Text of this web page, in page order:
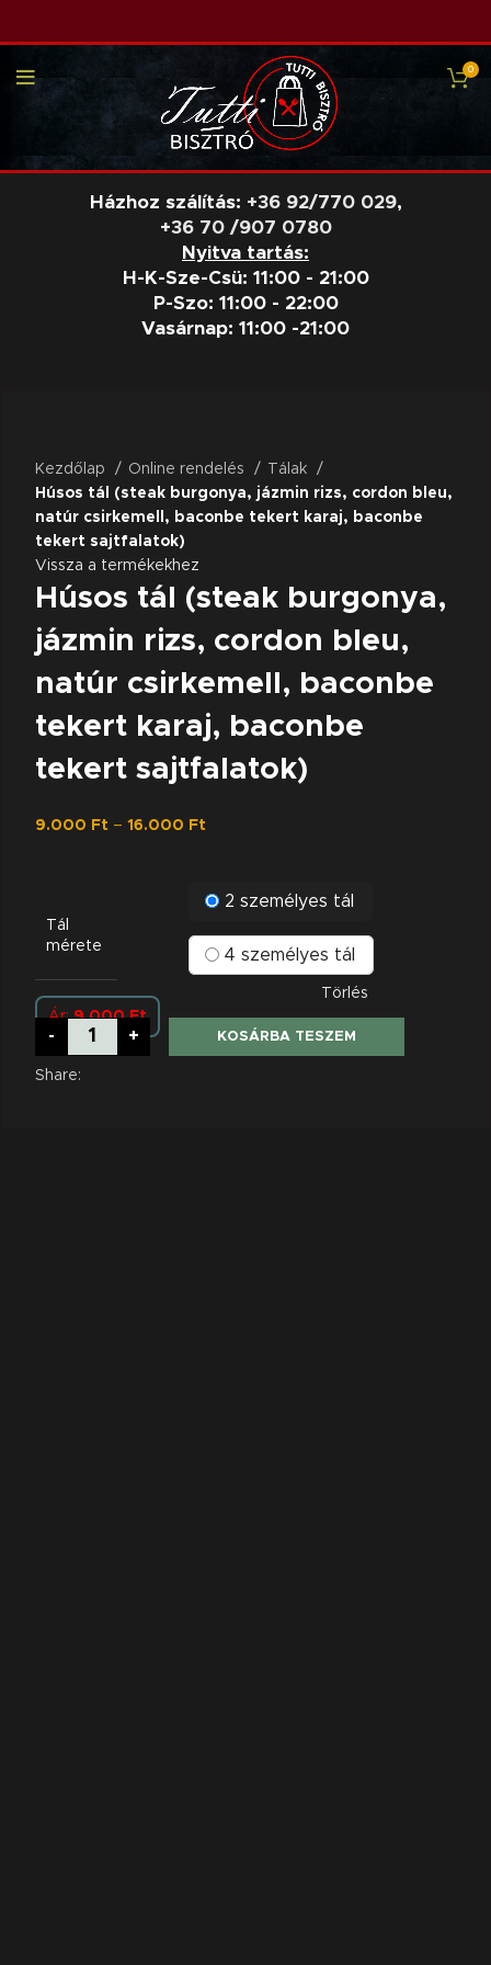
0
Házhoz szálítás: +36 92/770 029,
+36 70 /907 0780
Nyitva tartás:
H-K-Sze-Csü: 11:00 - 21:00
P-Szo: 11:00 - 22:00
Vasárnap: 11:00 -21:00
Kezdőlap
Online rendelés
Tálak
Húsos tál (steak burgonya, jázmin rizs, cordon bleu,
natúr csirkemell, baconbe tekert karaj, baconbe
tekert sajtfalatok)
Vissza a termékekhez
Húsos tál (steak burgonya,
jázmin rizs, cordon bleu,
natúr csirkemell, baconbe
tekert karaj, baconbe
tekert sajtfalatok)
9.000 Ft – 16.000 Ft
through
Tál
mérete
2 személyes tál
4 személyes tál
Törlés
9.000Ft
-
Húsos
(steak
burgonya,
jázmin
+ KOSÁRBA TESZEM
Share: